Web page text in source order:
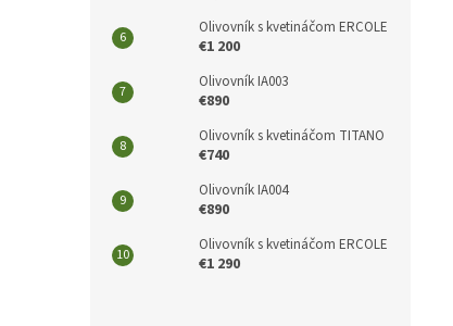
Olivovník s kvetináčom ERCOLE
€1 200
Olivovník IA003
€890
Olivovník s kvetináčom TITANO
€740
Olivovník IA004
€890
Olivovník s kvetináčom ERCOLE
€1 290